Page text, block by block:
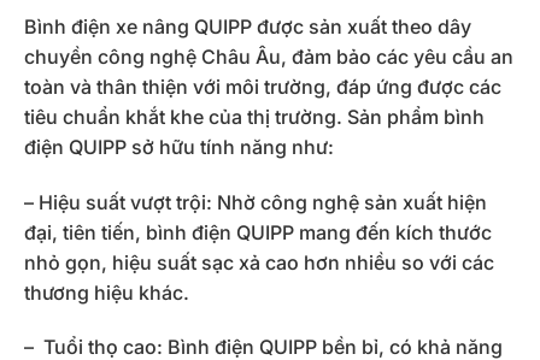
Bình điện xe nâng QUIPP được sản xuất theo dây
chuyền công nghệ Châu Âu, đảm bảo các yêu cầu an
toàn và thân thiện với môi trường, đáp ứng được các
tiêu chuẩn khắt khe của thị trường. Sản phẩm bình
điện QUIPP sở hữu tính năng như:
– Hiệu suất vượt trội: Nhờ công nghệ sản xuất hiện
đại, tiên tiến, bình điện QUIPP mang đến kích thước
nhỏ gọn, hiệu suất sạc xả cao hơn nhiều so với các
thương hiệu khác.
– Tuổi thọ cao: Bình điện QUIPP bền bỉ, có khả năng